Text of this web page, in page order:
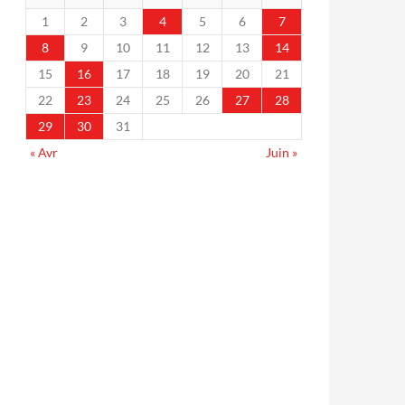
1
2 3 4 5 6
7
8
9 10 11 12 13
14
15
16 17 18 19 20
21
22
23 24 25 26 27
28
29
30
31
« Avr
Juin »